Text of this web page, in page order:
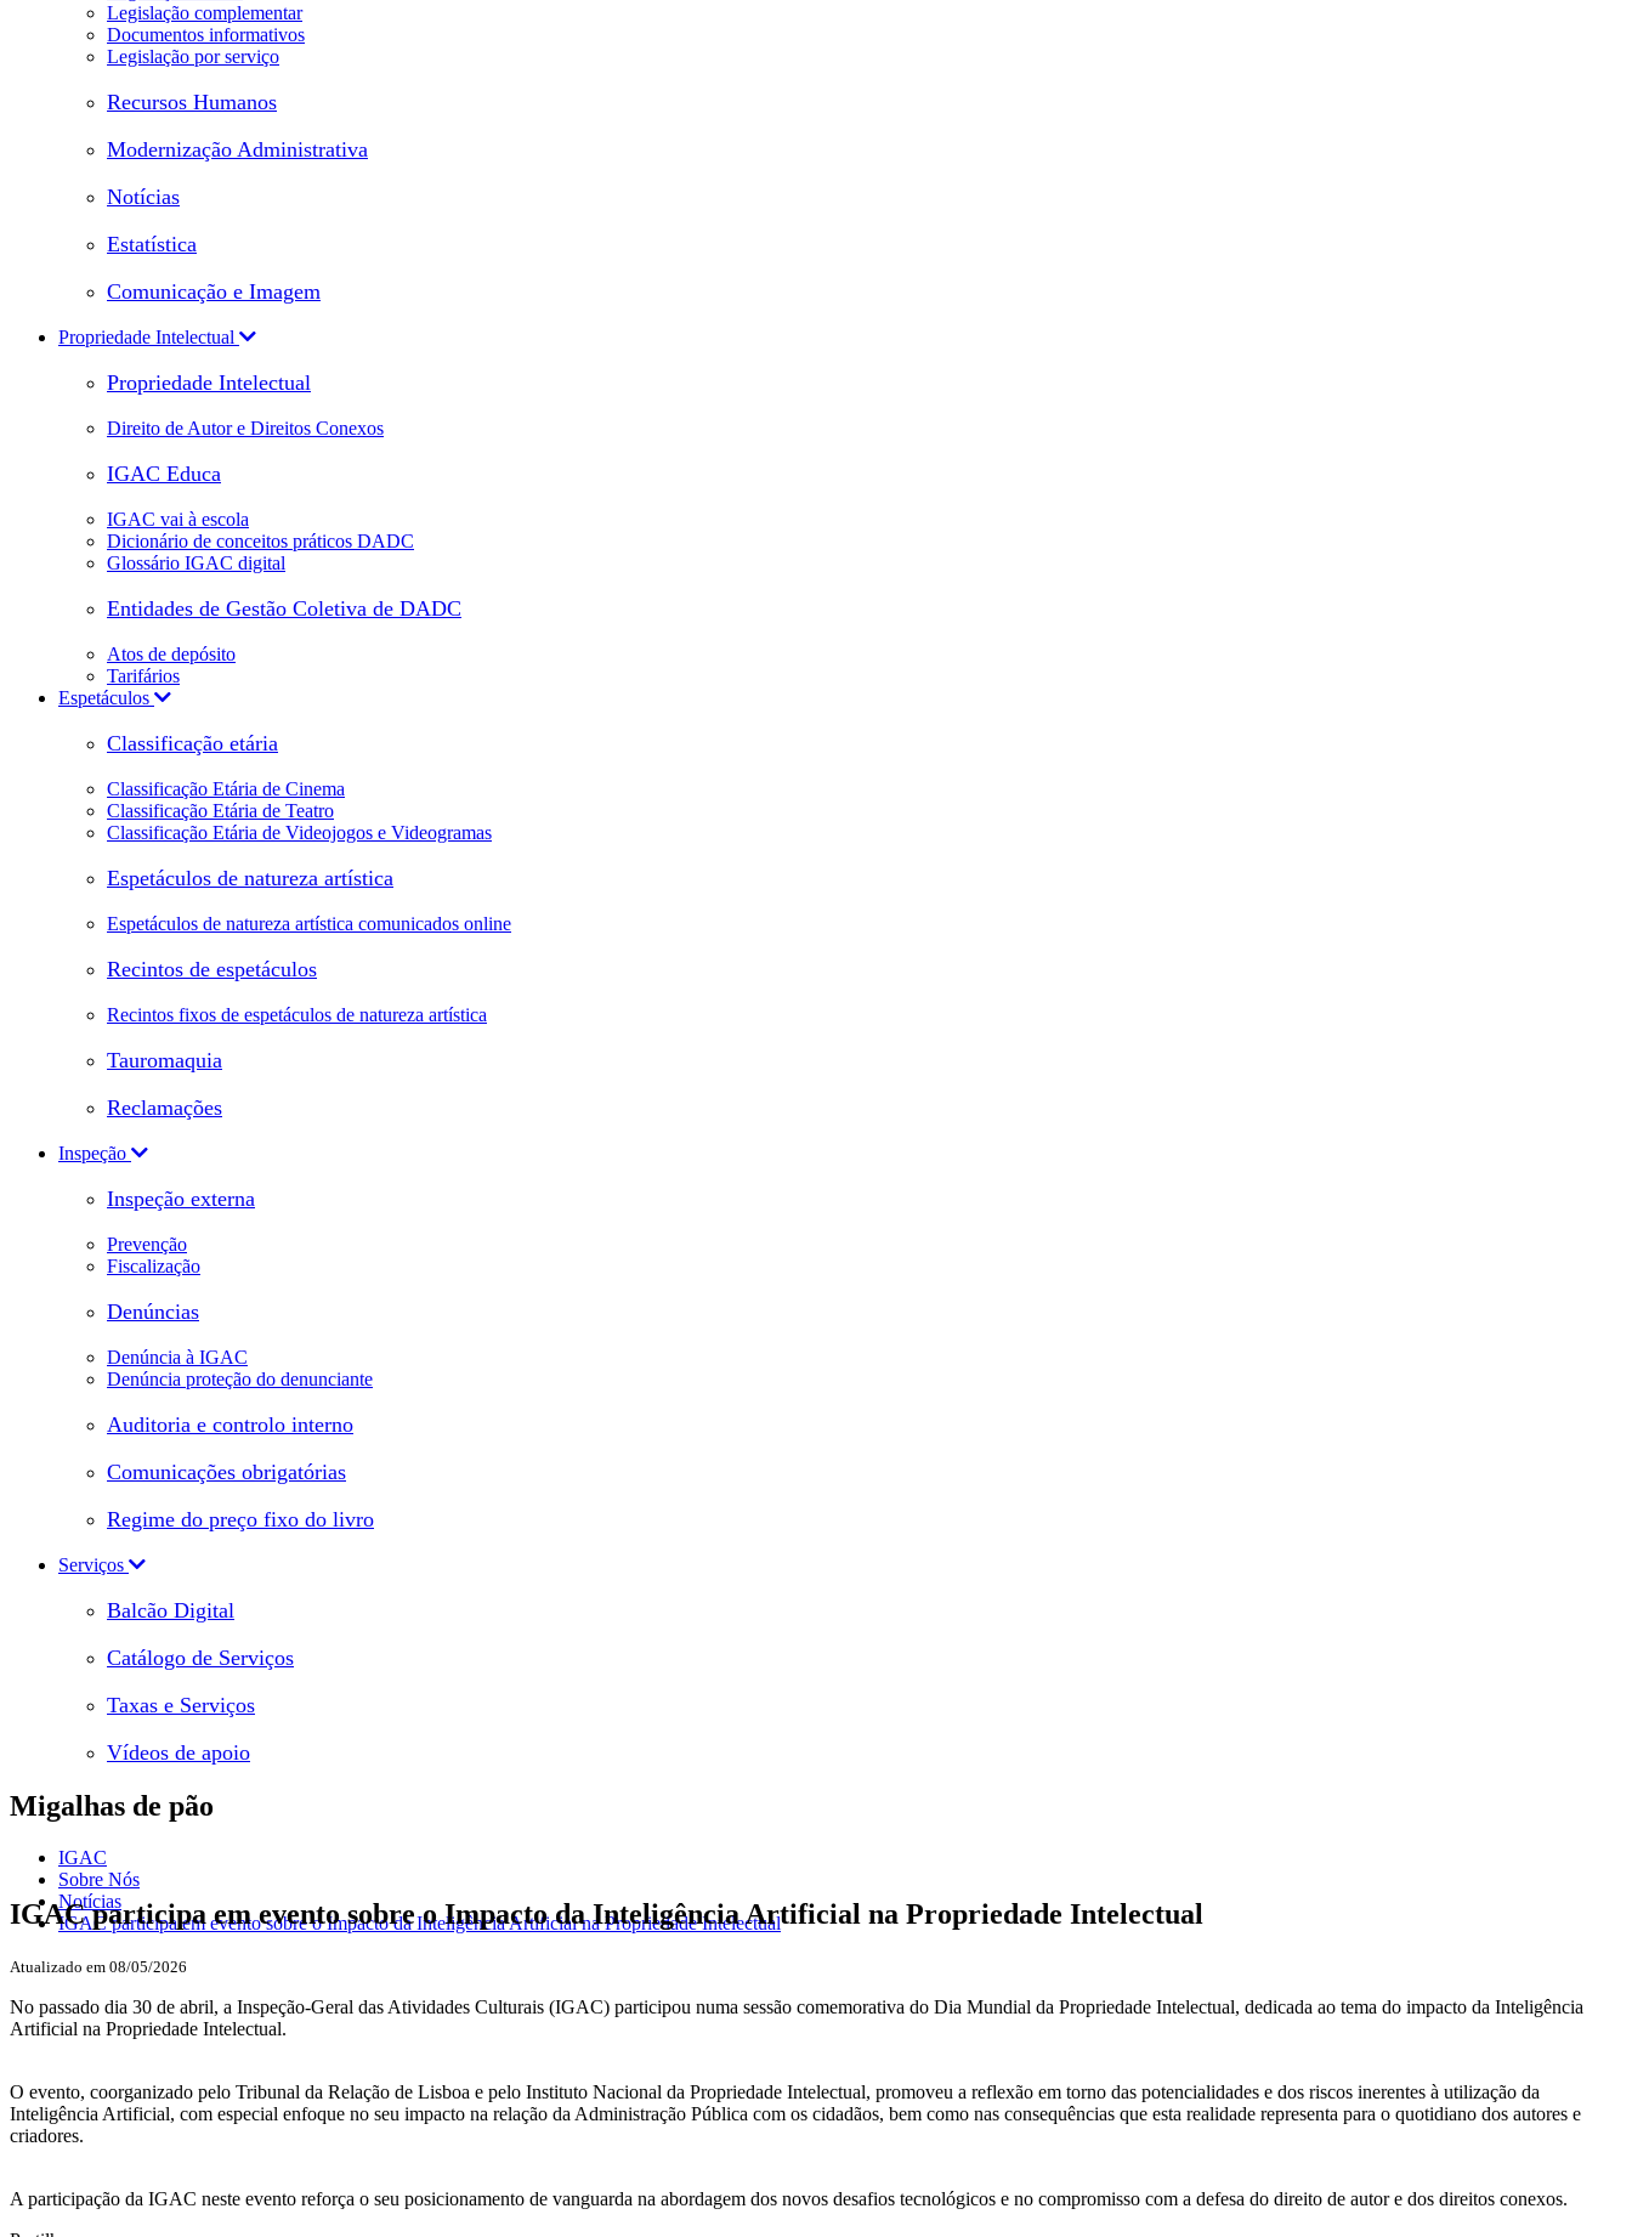
Legislação complementar
Documentos informativos
Legislação por serviço
Recursos Humanos
Modernização Administrativa
Notícias
Estatística
Comunicação e Imagem
Propriedade Intelectual
Propriedade Intelectual
Direito de Autor e Direitos Conexos
IGAC Educa
IGAC vai à escola
Dicionário de conceitos práticos DADC
Glossário IGAC digital
Entidades de Gestão Coletiva de DADC
Atos de depósito
Tarifários
Espetáculos
Classificação etária
Classificação Etária de Cinema
Classificação Etária de Teatro
Classificação Etária de Videojogos e Videogramas
Espetáculos de natureza artística
Espetáculos de natureza artística comunicados online
Recintos de espetáculos
Recintos fixos de espetáculos de natureza artística
Tauromaquia
Reclamações
Inspeção
Inspeção externa
Prevenção
Fiscalização
Denúncias
Denúncia à IGAC
Denúncia proteção do denunciante
Auditoria e controlo interno
Comunicações obrigatórias
Regime do preço fixo do livro
Serviços
Balcão Digital
Catálogo de Serviços
Taxas e Serviços
Vídeos de apoio
Migalhas de pão
IGAC
Sobre Nós
Notícias
IGAC participa em evento sobre o Impacto da Inteligência Artificial na Propriedade Intelectual
IGAC participa em evento sobre o Impacto da Inteligência Artificial na Propriedade Intelectual
Atualizado em 08/05/2026
No passado dia 30 de abril, a Inspeção-Geral das Atividades Culturais (IGAC) participou numa sessão comemorativa do Dia Mundial da Propriedade Intelectual, dedicada ao tema do impacto da Inteligência
Artificial na Propriedade Intelectual.
O evento, coorganizado pelo Tribunal da Relação de Lisboa e pelo Instituto Nacional da Propriedade Intelectual, promoveu a reflexão em torno das potencialidades e dos riscos inerentes à utilização da
Inteligência Artificial, com especial enfoque no seu impacto na relação da Administração Pública com os cidadãos, bem como nas consequências que esta realidade representa para o quotidiano dos autores e
criadores.
A participação da IGAC neste evento reforça o seu posicionamento de vanguarda na abordagem dos novos desafios tecnológicos e no compromisso com a defesa do direito de autor e dos direitos conexos.